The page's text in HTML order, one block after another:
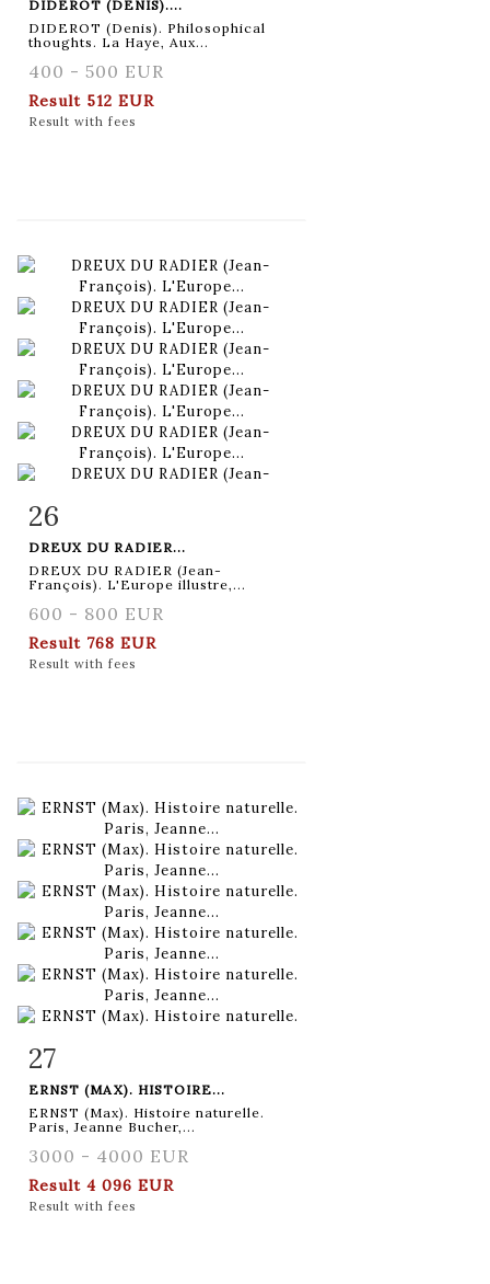
DIDEROT (DENIS)....
DIDEROT (Denis). Philosophical
thoughts. La Haye, Aux...
400 - 500 EUR
Result 512 EUR
Result with fees
Item detail
26
DREUX DU RADIER...
DREUX DU RADIER (Jean-
François). L'Europe illustre,...
600 - 800 EUR
Result 768 EUR
Result with fees
Item detail
27
ERNST (MAX). HISTOIRE...
ERNST (Max). Histoire naturelle.
Paris, Jeanne Bucher,...
3000 - 4000 EUR
Result 4 096 EUR
Result with fees